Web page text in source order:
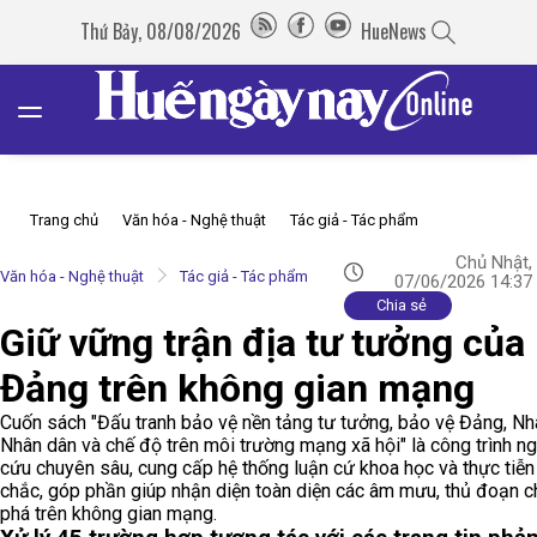
Thứ Bảy, 08/08/2026 HueNews
Trang chủ Văn hóa - Nghệ thuật Tác giả - Tác phẩm
Văn hóa - Nghệ thuật Tác giả - Tác phẩm
Chủ Nhật,
07/06/2026 14:37
Chia sẻ
Giữ vững trận địa tư tưởng của
Đảng trên không gian mạng
Cuốn sách "Đấu tranh bảo vệ nền tảng tư tưởng, bảo vệ Đảng,
Nhân dân và chế độ trên môi trường mạng xã hội" là công trình
cứu chuyên sâu, cung cấp hệ thống luận cứ khoa học và thực
chắc, góp phần giúp nhận diện toàn diện các âm mưu, thủ đoạn
phá trên không gian mạng.